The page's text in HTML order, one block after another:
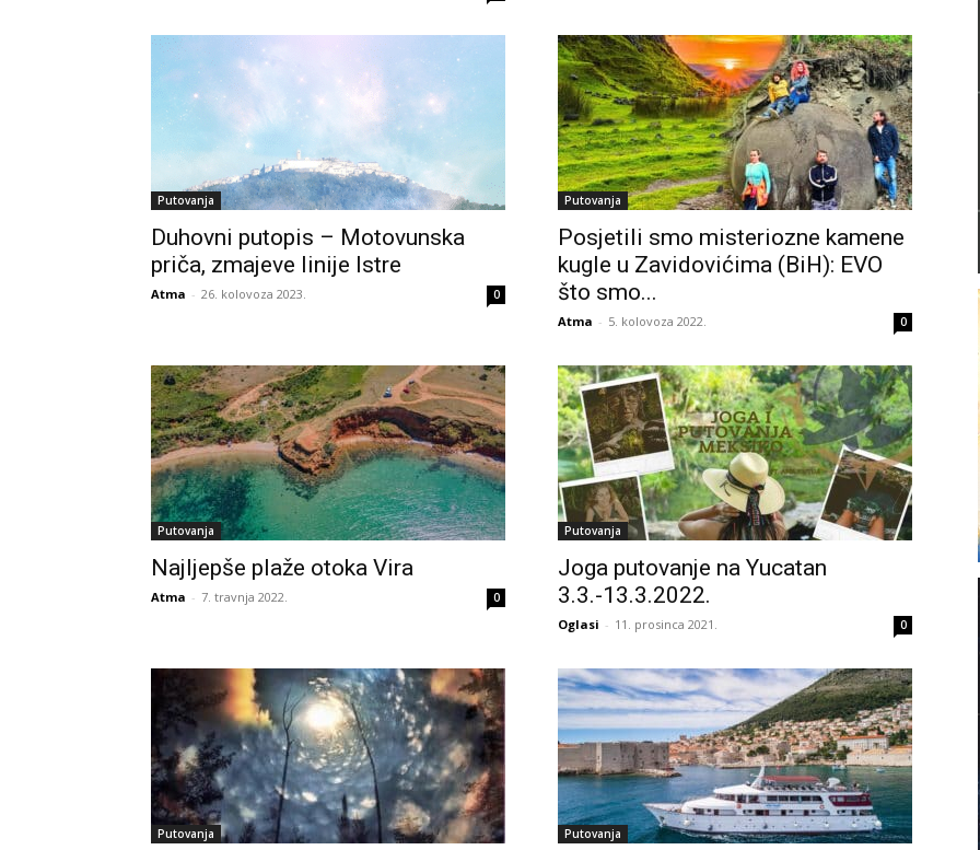
Putovanja
Duhovni putopis – Motovunska
priča, zmajeve linije Istre
Atma - 26. kolovoza 2023. 0
Putovanja
Posjetili smo misteriozne kamene
kugle u Zavidovićima (BiH): EVO
što smo...
Atma - 5. kolovoza 2022. 0
Putovanja
Najljepše plaže otoka Vira
Atma - 7. travnja 2022. 0
Putovanja
Joga putovanje na Yucatan
3.3.-13.3.2022.
Oglasi - 11. prosinca 2021. 0
Putovanja Putovanja